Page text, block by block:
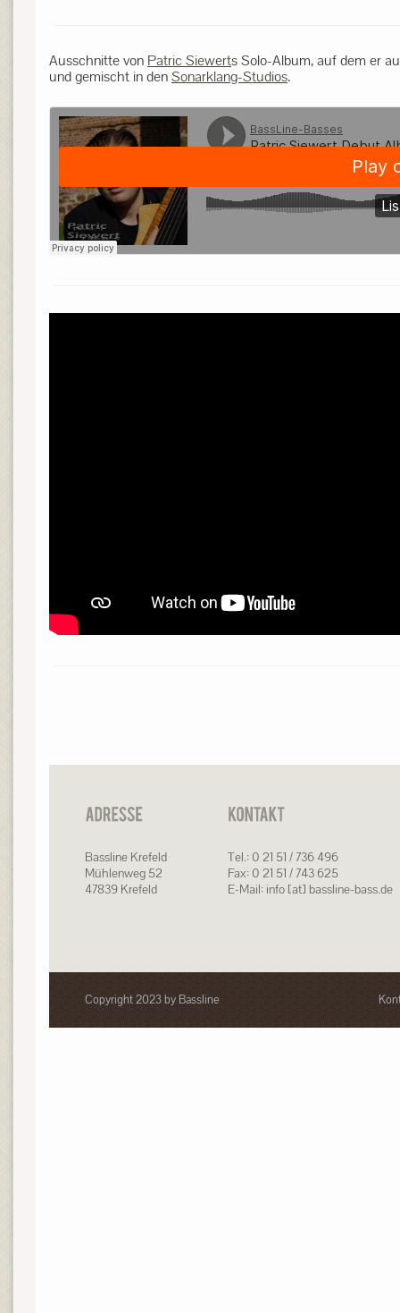
Ausschnitte von Patric Siewerts Solo-Album, auf dem er
und gemischt in denSonarklang-Studios.
Bassline Krefeld
Mühlenweg 52
47839 Krefeld
Tel.: 0 21 51 / 736 496
Fax: 0 21 51 / 743 625
E-Mail: info [at] bassline-bass.de
Copyright 2023 by Bassline